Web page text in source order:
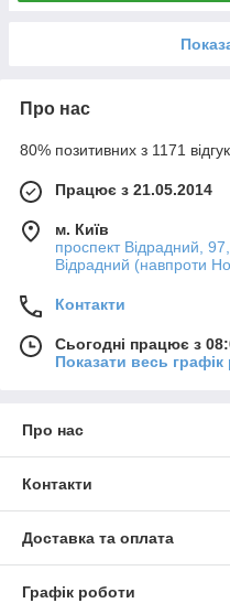
Про нас
80% позитивних з 1171
Працює з 21.05.2014
м. Київ
проспект Відрадний, 97,
Відрадний (навпроти
Контакти
Сьогодні працює з
Показати весь графік
Про нас
Контакти
Доставка та оплата
Графік роботи